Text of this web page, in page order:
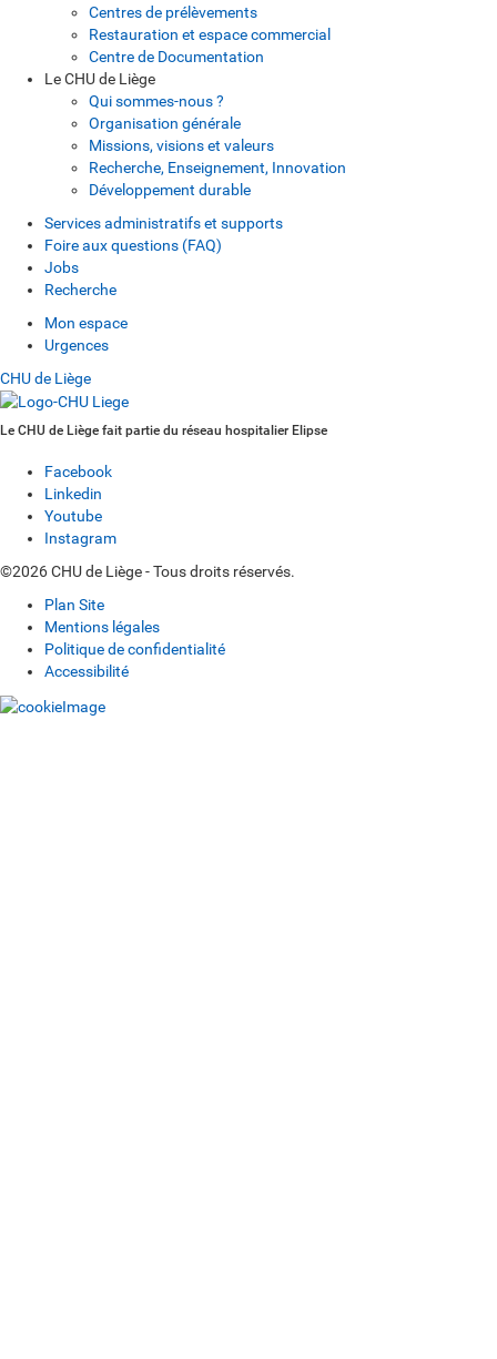
Centres de prélèvements
Restauration et espace commercial
Centre de Documentation
Le CHU de Liège
Qui sommes-nous ?
Organisation générale
Missions, visions et valeurs
Recherche, Enseignement, Innovation
Développement durable
Services administratifs et supports
Foire aux questions (FAQ)
Jobs
Recherche
Mon espace
Urgences
CHU de Liège
Le CHU de Liège fait partie du réseau hospitalier Elipse
Facebook
Linkedin
Youtube
Instagram
©2026 CHU de Liège - Tous droits réservés.
Plan Site
Mentions légales
Politique de confidentialité
Accessibilité